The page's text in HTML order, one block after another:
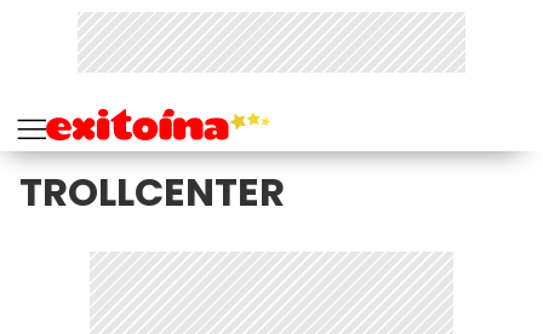
TROLLCENTER